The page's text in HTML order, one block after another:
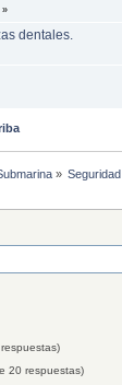
»
dentales.
» Seguridad
20 respuestas)